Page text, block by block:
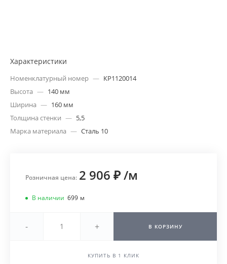
Характеристики
Номенклатурный номер — КР1120014
Высота — 140 мм
Ширина — 160 мм
Толщина стенки — 5,5
Марка материала — Сталь 10
Розничная цена: 2 906 ₽/м
В наличии 699 м
- + В КОРЗИНУ
КУПИТЬ В 1 КЛИК